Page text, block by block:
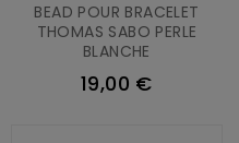
BEAD POUR BRACELET
THOMAS SABO PERLE
BLANCHE
19,00 €